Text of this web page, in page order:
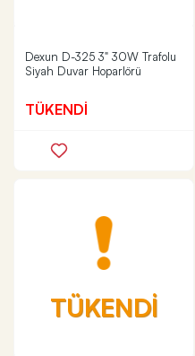
Dexun D-325 3" 30W Trafolu
Siyah Duvar Hoparlörü
TÜKENDİ
TÜKENDİ